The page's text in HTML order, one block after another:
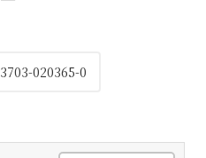
3703-020365-0